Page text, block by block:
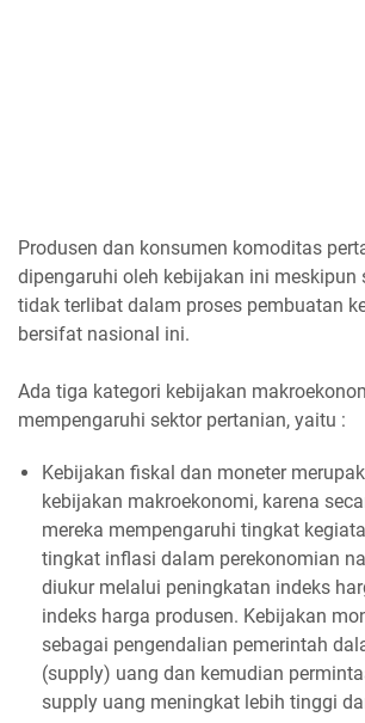
Produsen dan konsumen komoditas
dipengaruhi oleh kebijakan ini meskipun
tidak terlibat dalam proses pembuatan
bersifat nasional ini.
Ada tiga kategori kebijakan
mempengaruhi sektor pertanian, yaitu :
Kebijakan fiskal dan moneter
kebijakan makroekonomi, karena
mereka mempengaruhi tingkat
tingkat inflasi dalam perekonomian
diukur melalui peningkatan indeks
indeks harga produsen. Kebijakan
sebagai pengendalian pemerintah
(supply) uang dan kemudian
supply uang meningkat lebih tinggi